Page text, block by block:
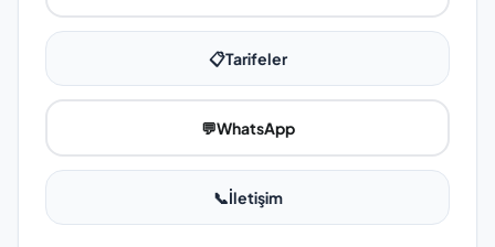
📋Tarifeler
💬WhatsApp
📞İletişim